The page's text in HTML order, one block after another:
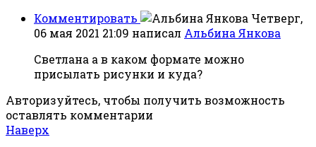
Комментировать
Четверг,
06 мая 2021 21:09 написал Альбина Янкова
Светлана а в каком формате можно
присылать рисунки и куда?
Авторизуйтесь, чтобы получить возможность
оставлять комментарии
Наверх